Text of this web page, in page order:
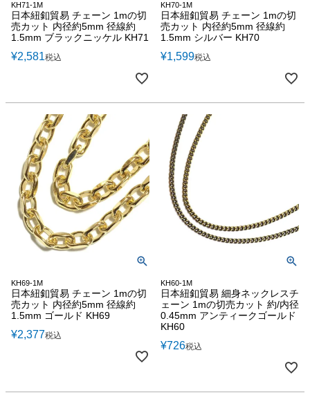
KH71-1M
日本紐釦貿易 チェーン 1mの切
売カット 内径約5mm 径線約
1.5mm ブラックニッケル KH71
¥2,581税込
KH70-1M
日本紐釦貿易 チェーン 1mの切
売カット 内径約5mm 径線約
1.5mm シルバー KH70
¥1,599税込
KH69-1M
日本紐釦貿易 チェーン 1mの切
売カット 内径約5mm 径線約
1.5mm ゴールド KH69
¥2,377税込
KH60-1M
日本紐釦貿易 細身ネックレスチ
ェーン 1mの切売カット 約/内径
0.45mm アンティークゴールド
KH60
¥726税込